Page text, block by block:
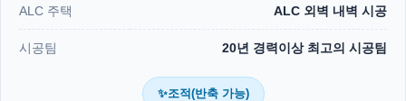
ALC 주택 ALC 외벽 내벽 시공
시공팀 20년 경력이상 최고의 시공팀
✨조적(반축 가능)